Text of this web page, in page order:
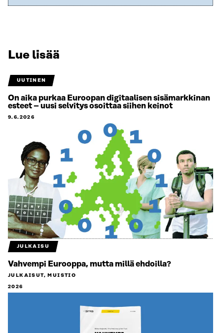
Lue lisää
UUTINEN
On aika purkaa Euroopan digitaalisen sisämarkkinan
esteet – uusi selvitys osoittaa siihen keinot
9.6.2026
JULKAISU
Vahvempi Eurooppa, mutta millä ehdoilla?
JULKAISUT, MUISTIO
2026